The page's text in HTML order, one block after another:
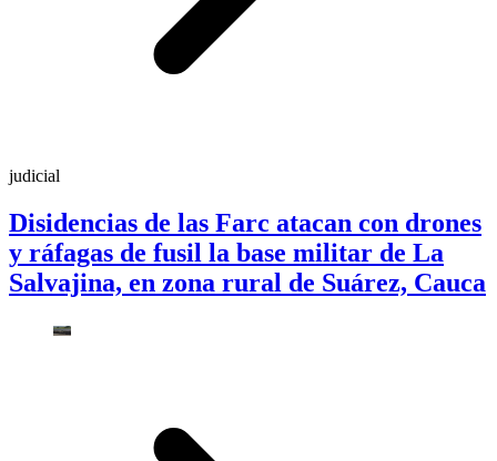
judicial
Disidencias de las Farc atacan con drones
y ráfagas de fusil la base militar de La
Salvajina, en zona rural de Suárez, Cauca